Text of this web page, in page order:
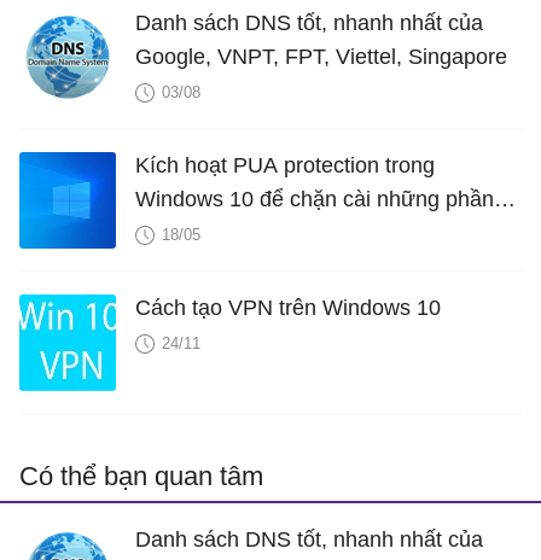
Danh sách DNS tốt, nhanh nhất của
Google, VNPT, FPT, Viettel, Singapore
03/08
Kích hoạt PUA protection trong
Windows 10 để chặn cài những phần
mềm không mong muốn tiềm ẩn
18/05
Cách tạo VPN trên Windows 10
24/11
Có thể bạn quan tâm
Danh sách DNS tốt, nhanh nhất của